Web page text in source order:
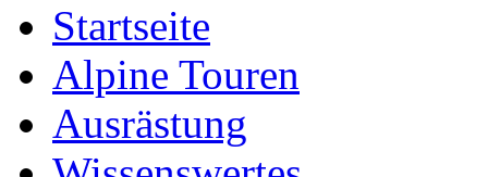
Startseite
Alpine Touren
Ausrästung